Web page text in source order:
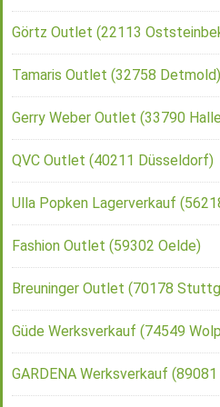
Görtz Outlet (22113
Tamaris Outlet (32758 Detmold)
Gerry Weber Outlet (33790
QVC Outlet (40211 Düsseldorf)
Ulla Popken Lagerverkauf
Fashion Outlet (59302 Oelde)
Breuninger Outlet (70178
Güde Werksverkauf (74549
GARDENA Werksverkauf (89081